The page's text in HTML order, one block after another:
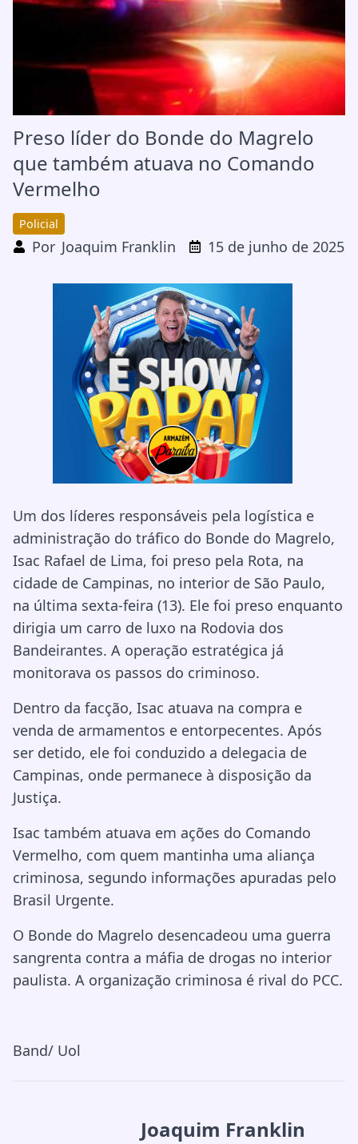
Preso líder do Bonde do Magrelo
que também atuava no Comando
Vermelho
Policial
Por Joaquim Franklin 15 de junho de 2025
Um dos líderes responsáveis pela logística e
administração do tráfico do Bonde do Magrelo,
Isac Rafael de Lima, foi preso pela Rota, na
cidade de Campinas, no interior de São Paulo,
na última sexta-feira (13). Ele foi preso enquanto
dirigia um carro de luxo na Rodovia dos
Bandeirantes. A operação estratégica já
monitorava os passos do criminoso.
Dentro da facção, Isac atuava na compra e
venda de armamentos e entorpecentes. Após
ser detido, ele foi conduzido a delegacia de
Campinas, onde permanece à disposição da
Justiça.
Isac também atuava em ações do Comando
Vermelho, com quem mantinha uma aliança
criminosa, segundo informações apuradas pelo
Brasil Urgente.
O Bonde do Magrelo desencadeou uma guerra
sangrenta contra a máfia de drogas no interior
paulista. A organização criminosa é rival do PCC.
Band/ Uol
Joaquim Franklin